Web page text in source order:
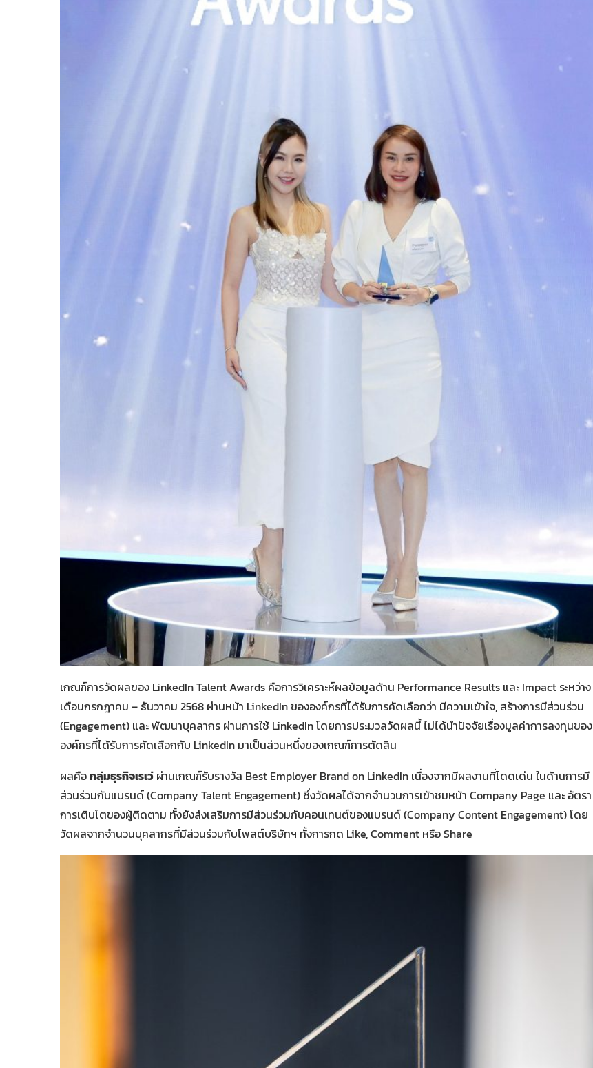
เกณฑ์การวัดผลของ LinkedIn Talent Awards คือการวิเคราะห์ผลข้อมูลด้าน Performance Results และ Impact ระหว่าง
เดือนกรกฎาคม – ธันวาคม 2568 ผ่านหน้า LinkedIn ขององค์กรที่ได้รับการคัดเลือกว่า มีความเข้าใจ, สร้างการมีส่วนร่วม
(Engagement) และ พัฒนาบุคลากร ผ่านการใช้ LinkedIn โดยการประมวลวัดผลนี้ ไม่ได้นำปัจจัยเรื่องมูลค่าการลงทุนของ
องค์กรที่ได้รับการคัดเลือกกับ LinkedIn มาเป็นส่วนหนึ่งของเกณฑ์การตัดสิน
ผลคือกลุ่มธุรกิจเรเว่ ผ่านเกณฑ์รับรางวัล Best Employer Brand on LinkedIn เนื่องจากมีผลงานที่โดดเด่น ในด้านการมี
ส่วนร่วมกับแบรนด์ (Company Talent Engagement) ซึ่งวัดผลได้จากจำนวนการเข้าชมหน้า Company Page และ อัตรา
การเติบโตของผู้ติดตาม ทั้งยังส่งเสริมการมีส่วนร่วมกับคอนเทนต์ของแบรนด์ (Company Content Engagement) โดย
วัดผลจากจำนวนบุคลากรที่มีส่วนร่วมกับโพสต์บริษัทฯ ทั้งการกด Like, Comment หรือ Share